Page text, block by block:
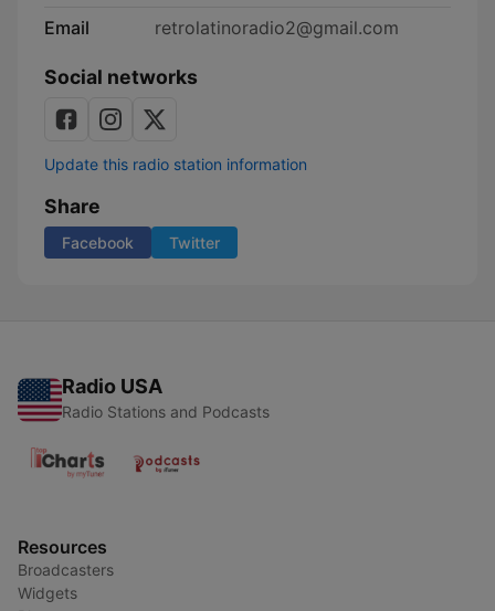
Email
retrolatinoradio2@gmail.com
Social networks
Update this radio station information
Share
Facebook Twitter
Radio USA
Radio Stations and Podcasts
Resources
Broadcasters
Widgets